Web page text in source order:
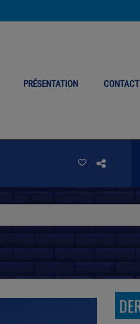
PRÉSENTATION CONTACT